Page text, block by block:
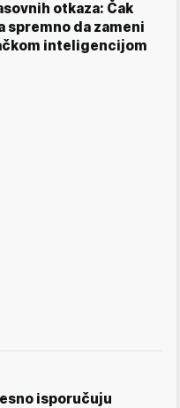
otkaza: Čak
spremno da zameni
inteligencijom
isporučuju